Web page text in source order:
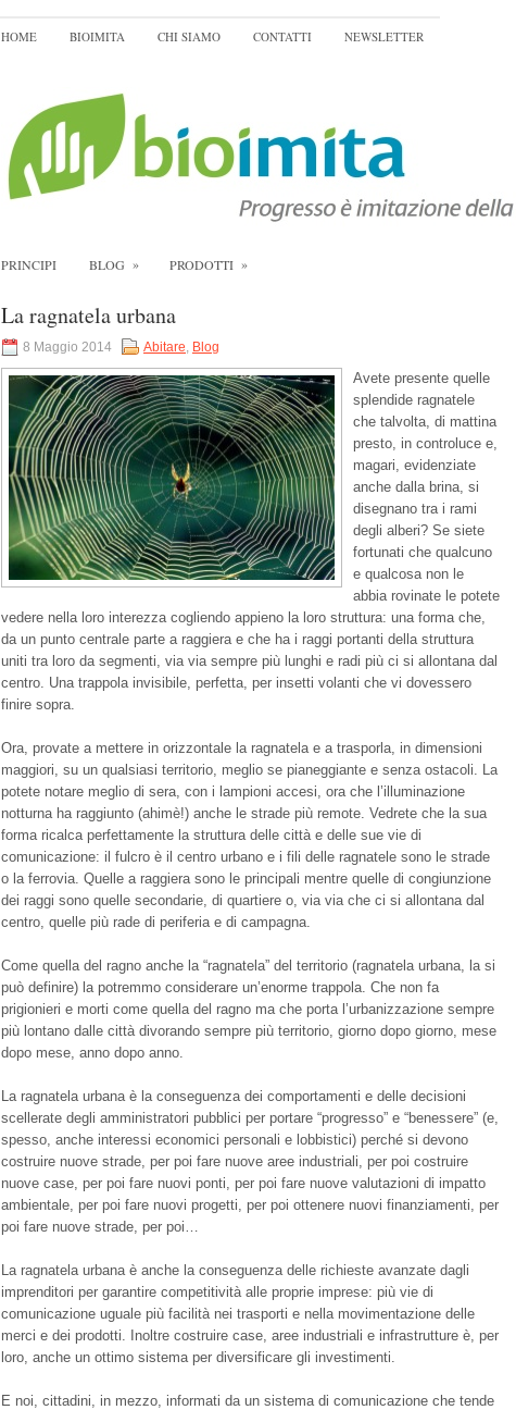
HOME BIOIMITA CHI SIAMO CONTATTI NEWSLETTER
PRINCIPI BLOG » PRODOTTI »
La ragnatela urbana
8 Maggio 2014 Abitare, Blog
Avete presente quelle
splendide ragnatele
che talvolta, di mattina
presto, in controluce e,
magari, evidenziate
anche dalla brina, si
disegnano tra i rami
degli alberi? Se siete
fortunati che qualcuno
e qualcosa non le
abbia rovinate le potete
vedere nella loro interezza cogliendo appieno la loro struttura: una forma che,
da un punto centrale parte a raggiera e che ha i raggi portanti della struttura
uniti tra loro da segmenti, via via sempre più lunghi e radi più ci si allontana dal
centro. Una trappola invisibile, perfetta, per insetti volanti che vi dovessero
finire sopra.
Ora, provate a mettere in orizzontale la ragnatela e a trasporla, in dimensioni
maggiori, su un qualsiasi territorio, meglio se pianeggiante e senza ostacoli. La
potete notare meglio di sera, con i lampioni accesi, ora che l’illuminazione
notturna ha raggiunto (ahimè!) anche le strade più remote. Vedrete che la sua
forma ricalca perfettamente la struttura delle città e delle sue vie di
comunicazione: il fulcro è il centro urbano e i fili delle ragnatele sono le strade
o la ferrovia. Quelle a raggiera sono le principali mentre quelle di congiunzione
dei raggi sono quelle secondarie, di quartiere o, via via che ci si allontana dal
centro, quelle più rade di periferia e di campagna.
Come quella del ragno anche la “ragnatela” del territorio (ragnatela urbana, la si
può definire) la potremmo considerare un’enorme trappola. Che non fa
prigionieri e morti come quella del ragno ma che porta l’urbanizzazione sempre
più lontano dalle città divorando sempre più territorio, giorno dopo giorno, mese
dopo mese, anno dopo anno.
La ragnatela urbana è la conseguenza dei comportamenti e delle decisioni
scellerate degli amministratori pubblici per portare “progresso” e “benessere” (e,
spesso, anche interessi economici personali e lobbistici) perché si devono
costruire nuove strade, per poi fare nuove aree industriali, per poi costruire
nuove case, per poi fare nuovi ponti, per poi fare nuove valutazioni di impatto
ambientale, per poi fare nuovi progetti, per poi ottenere nuovi finanziamenti, per
poi fare nuove strade, per poi…
La ragnatela urbana è anche la conseguenza delle richieste avanzate dagli
imprenditori per garantire competitività alle proprie imprese: più vie di
comunicazione uguale più facilità nei trasporti e nella movimentazione delle
merci e dei prodotti. Inoltre costruire case, aree industriali e infrastrutture è, per
loro, anche un ottimo sistema per diversificare gli investimenti.
E noi, cittadini, in mezzo, informati da un sistema di comunicazione che tende